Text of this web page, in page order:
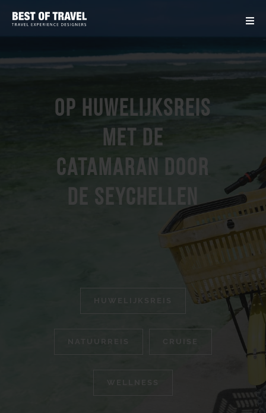
Op huwelijksreis
met de
catamaran door
de Seychellen
HUWELIJKSREIS
NATUURREIS